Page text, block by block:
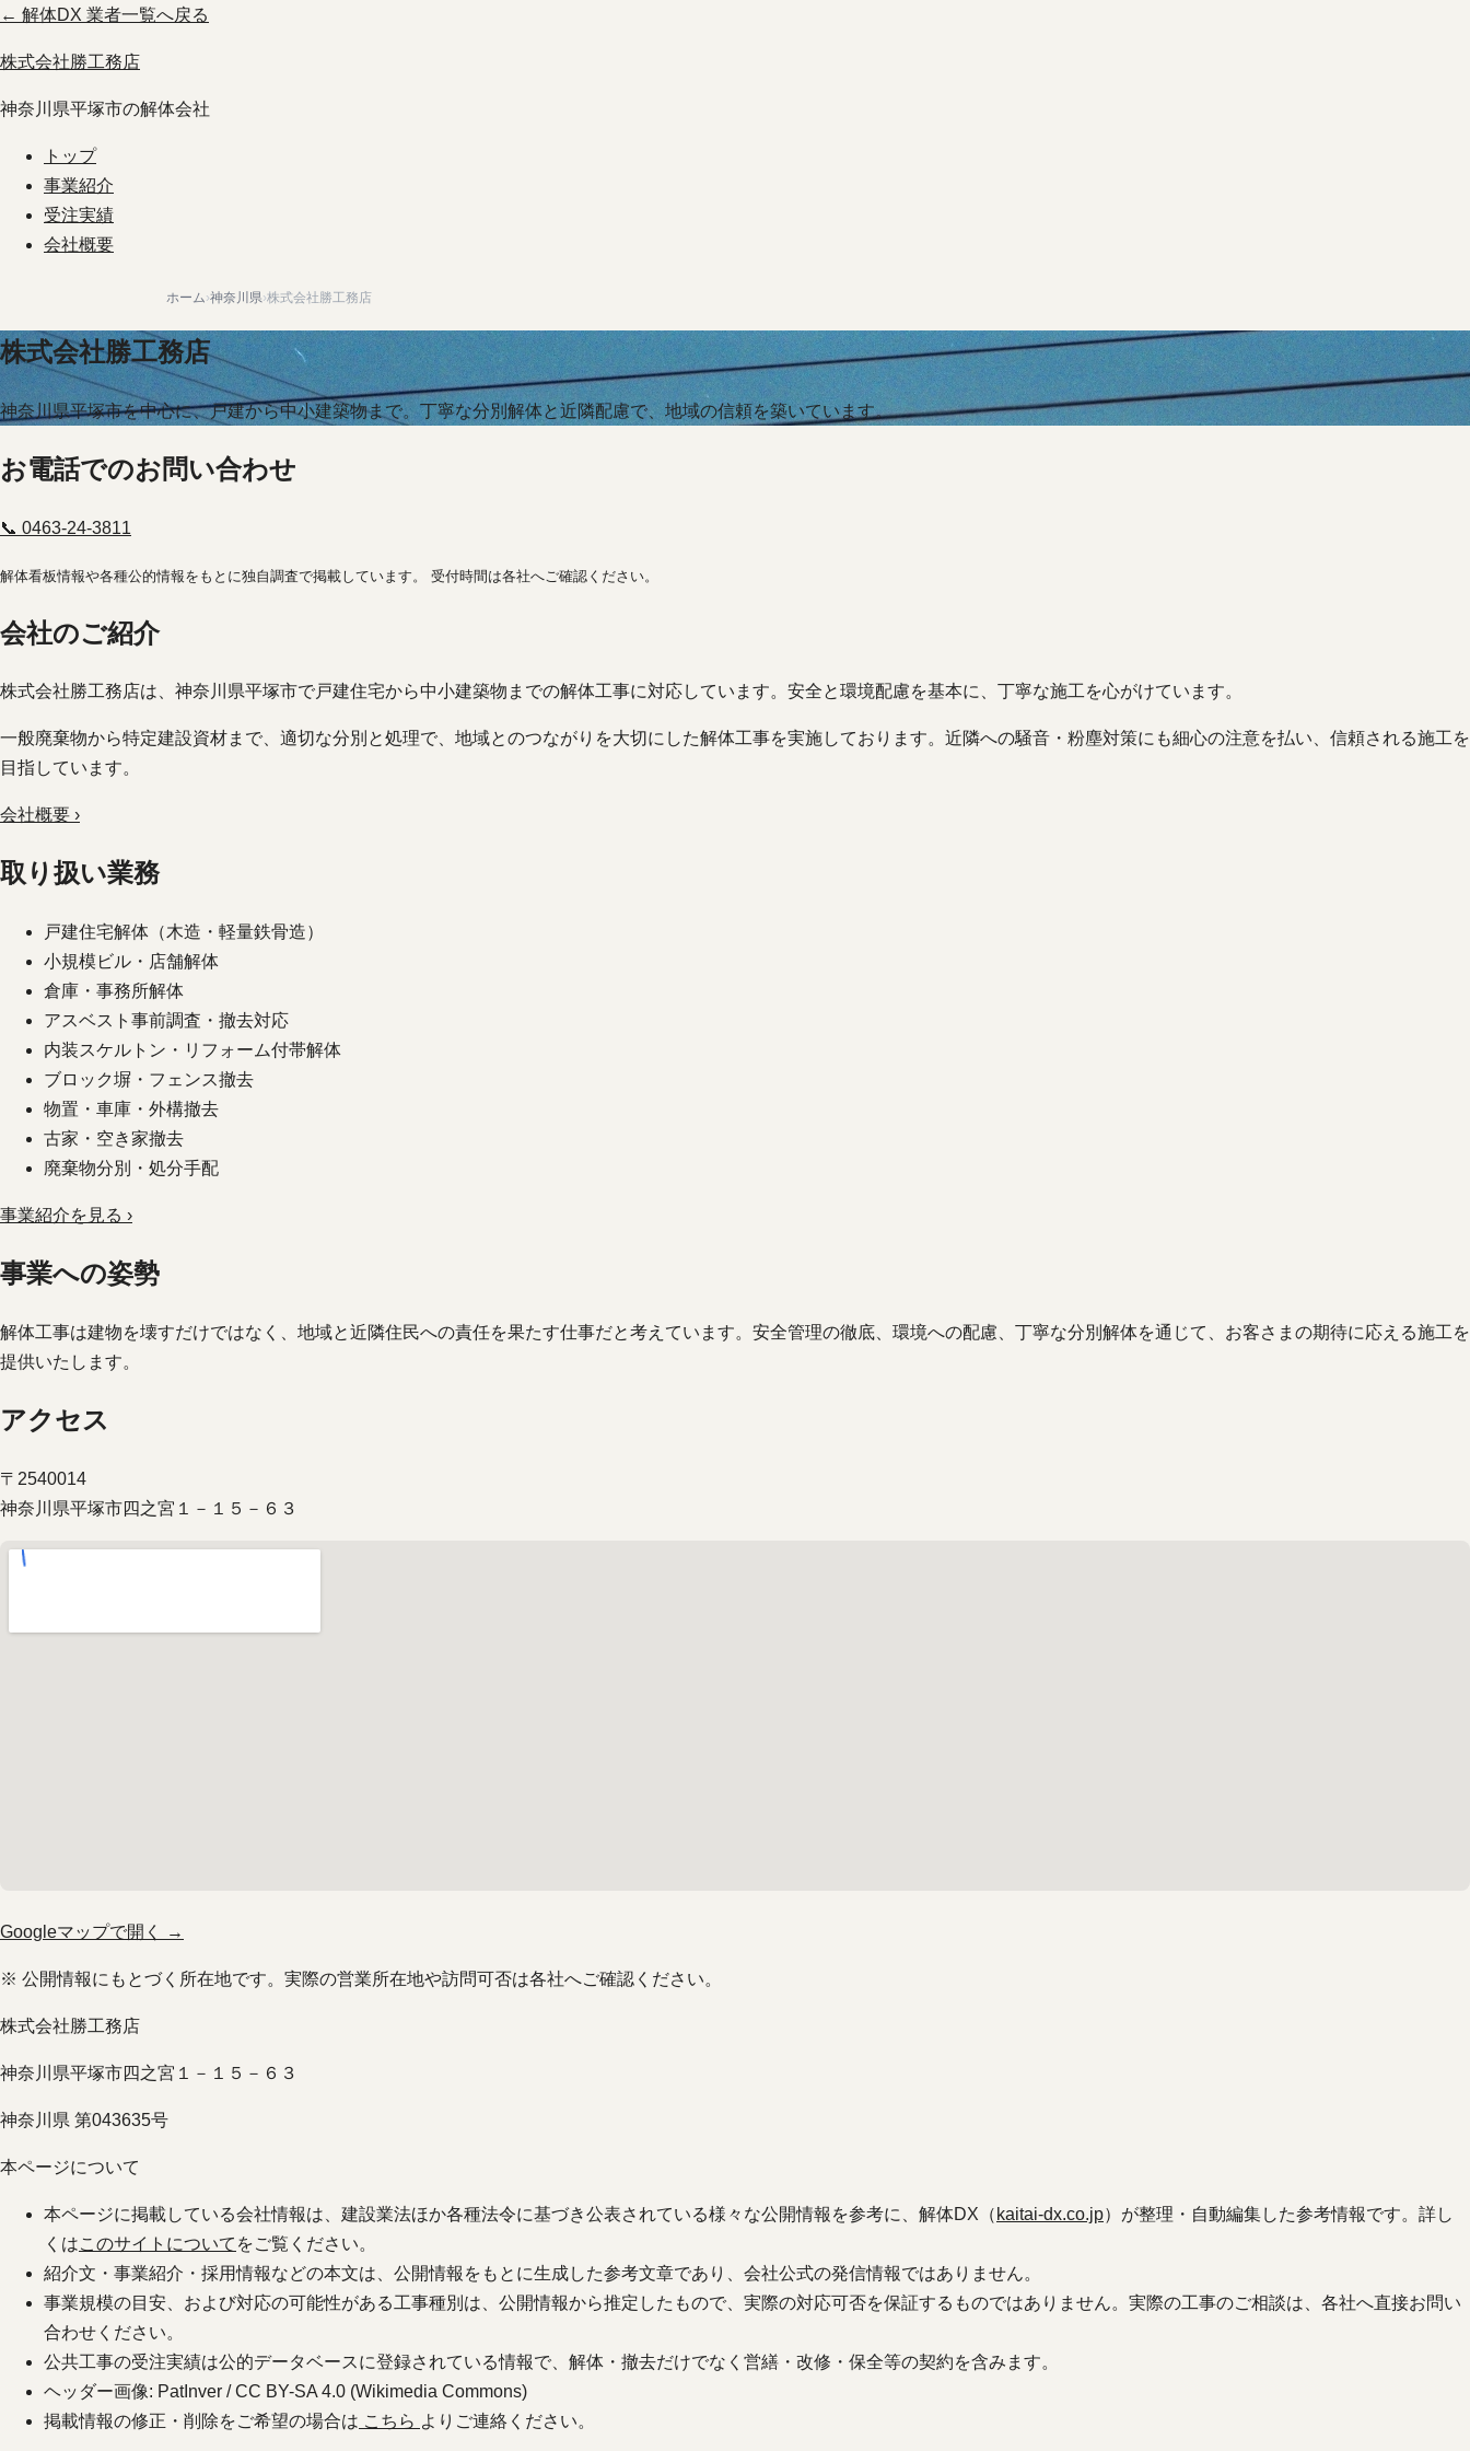
← 解体DX 業者一覧へ戻る
株式会社勝工務店
神奈川県平塚市の解体会社
トップ
事業紹介
受注実績
会社概要
ホーム›神奈川県›株式会社勝工務店
株式会社勝工務店
神奈川県平塚市を中心に、戸建から中小建築物まで。丁寧な分別解体と近隣配慮で、地域の信頼を築いています。
お電話でのお問い合わせ
📞 0463-24-3811
解体看板情報や各種公的情報をもとに独自調査で掲載しています。 受付時間は各社へご確認ください。
会社のご紹介
株式会社勝工務店は、神奈川県平塚市で戸建住宅から中小建築物までの解体工事に対応しています。安全と環境配慮を基本に、丁寧な施工を心がけています。
一般廃棄物から特定建設資材まで、適切な分別と処理で、地域とのつながりを大切にした解体工事を実施しております。近隣への騒音・粉塵対策にも細心の注意を払い、信頼される施工を
目指しています。
会社概要 ›
取り扱い業務
戸建住宅解体（木造・軽量鉄骨造）
小規模ビル・店舗解体
倉庫・事務所解体
アスベスト事前調査・撤去対応
内装スケルトン・リフォーム付帯解体
ブロック塀・フェンス撤去
物置・車庫・外構撤去
古家・空き家撤去
廃棄物分別・処分手配
事業紹介を見る ›
事業への姿勢
解体工事は建物を壊すだけではなく、地域と近隣住民への責任を果たす仕事だと考えています。安全管理の徹底、環境への配慮、丁寧な分別解体を通じて、お客さまの期待に応える施工を
提供いたします。
アクセス
〒2540014
神奈川県平塚市四之宮１－１５－６３
Googleマップで開く →
※ 公開情報にもとづく所在地です。実際の営業所在地や訪問可否は各社へご確認ください。
株式会社勝工務店
神奈川県平塚市四之宮１－１５－６３
神奈川県 第043635号
本ページについて
本ページに掲載している会社情報は、建設業法ほか各種法令に基づき公表されている様々な公開情報を参考に、解体DX（ kaitai-dx.co.jp）が整理・自動編集した参考情報です。詳し
くはこのサイトについて をご覧ください。
紹介文・事業紹介・採用情報などの本文は、公開情報をもとに生成した参考文章であり、会社公式の発信情報ではありません。
事業規模の目安、および対応の可能性がある工事種別は、公開情報から推定したもので、実際の対応可否を保証するものではありません。実際の工事のご相談は、各社へ直接お問い
合わせください。
公共工事の受注実績は公的データベースに登録されている情報で、解体・撤去だけでなく営繕・改修・保全等の契約を含みます。
ヘッダー画像: PatInver / CC BY-SA 4.0 (Wikimedia Commons)
掲載情報の修正・削除をご希望の場合は こちら よりご連絡ください。